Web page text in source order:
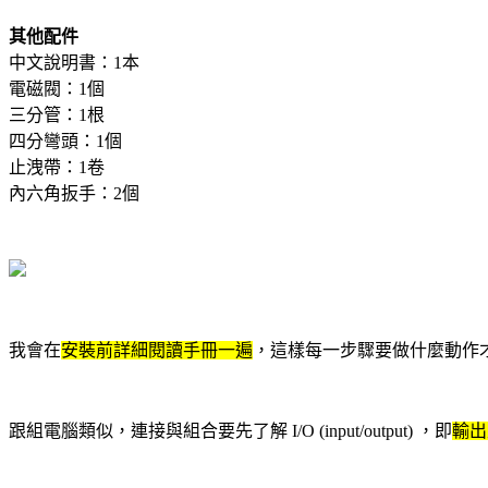
其他配件
中文說明書：1本
電磁閥：1個
三分管：1根
四分彎頭：1個
止洩帶：1卷
內六角扳手：2個
我會在安裝前詳細閱讀手冊一遍 ，這樣每一步驟要做什麼動作
跟組電腦類似，連接與組合要先了解 I/O (input/output) ，即輸